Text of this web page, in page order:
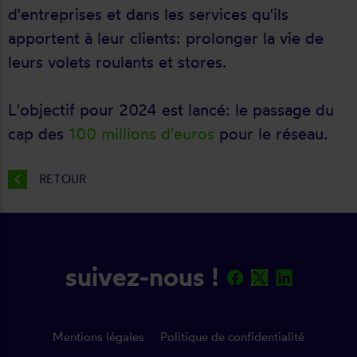
d'entreprises et dans les services qu'ils
apportent à leur clients: prolonger la vie de
leurs volets roulants et stores.
L'objectif pour 2024 est lancé: le passage du
cap des 100 millions d'euros pour le réseau.
chevron_left RETOUR
suivez-nous !
Mentions légales
Politique de confidentialité